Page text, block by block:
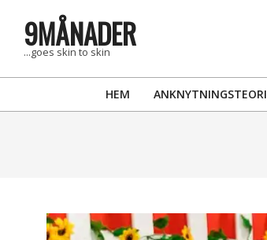
content9MÅNADER
...goes skin to skin
HEM